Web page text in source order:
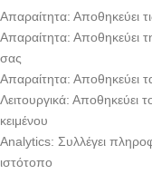
Απαραίτητα: Αποθηκεύει
Απαραίτητα: Αποθηκεύει
σας
Απαραίτητα: Αποθηκεύει
Λειτουργικά: Αποθηκεύει
κειμένου
Analytics: Συλλέγει
ιστότοπο